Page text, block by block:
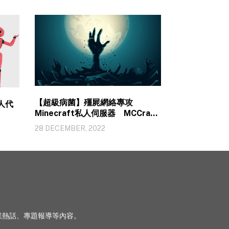
代
【超級病菌】殭屍網絡專攻
Minecraft私人伺服器 MCCrash
具備內部網絡滲透能力
28 DECEMBER, 2022
話、專題報導等內容。